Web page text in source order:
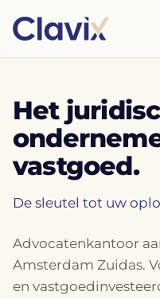
Het
vastgoed.
De sleutel tot uw
Advocatenkantoor
Amsterdam Zuidas.
en